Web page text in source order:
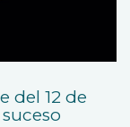
del 12 de